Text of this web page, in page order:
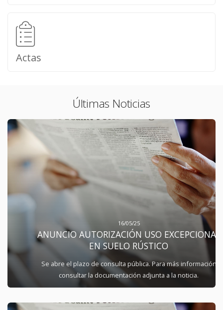
Actas
Últimas Noticias
16/05/25
ANUNCIO AUTORIZACIÓN USO EXCEPCIONAL
EN SUELO RÚSTICO
Se abre el plazo de consulta pública. Para más información
consultar la documentación adjunta a la noticia.